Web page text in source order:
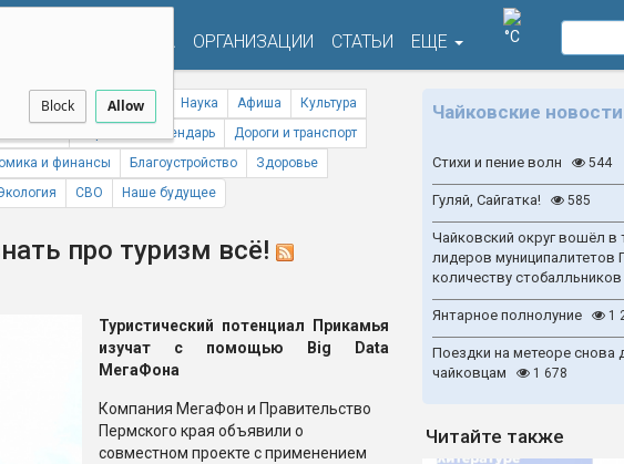
Block Allow
АФИША ОРГАНИЗАЦИИ СТАТЬИ ЕЩЕ °C
Спорт Происшествия Наука Афиша
Культура
Народный календарь
Дороги и транспорт
и финансы Благоустройство
Здоровье
СВО Наше будущее
про туризм всё!
Туристический потенциал Прикамья
изучат с помощью Big Data
МегаФона
Компания МегаФон и Правительство
Пермского края объявили о
совместном проекте с применением
Чайковские новости
Стихи и пение волн 544
Гуляй, Сайгатка! 585
Чайковский округ вошёл в
лидеров муниципалитетов
количеству
Янтарное полнолуние 1
Поездки на метеоре снова
чайковцам
1 678
Читайте также